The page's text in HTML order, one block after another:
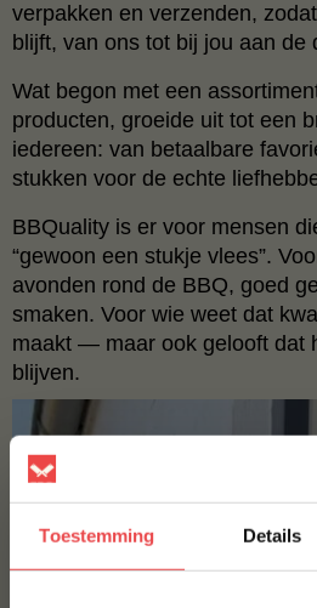
Toestemming Details
verpakken en verzenden,
blijft, van ons tot bij jou aan de
Wat begon met een
producten, groeide uit tot een
iedereen: van betaalbare
stukken voor de echte
BBQuality is er voor mensen
“gewoon een stukje vlees”.
avonden rond de BBQ, goed
smaken. Voor wie weet dat
maakt — maar ook gelooft dat
blijven.